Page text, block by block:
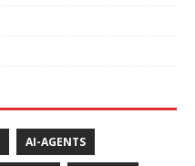
AI-AGENTS